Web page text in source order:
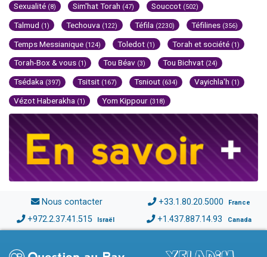
Sexualité (8) Sim'hat Torah (47) Souccot (502)
Talmud (1) Techouva (122) Téfila (2230) Téfilines (356)
Temps Messianique (124) Toledot (1) Torah et société (1)
Torah-Box & vous (1) Tou Béav (3) Tou Bichvat (24)
Tsédaka (397) Tsitsit (167) Tsniout (634) Vayichla'h (1)
Vézot Haberakha (1) Yom Kippour (318)
Nous contacter +33.1.80.20.5000 France
+972.2.37.41.515 Israël +1.437.887.14.93 Canada